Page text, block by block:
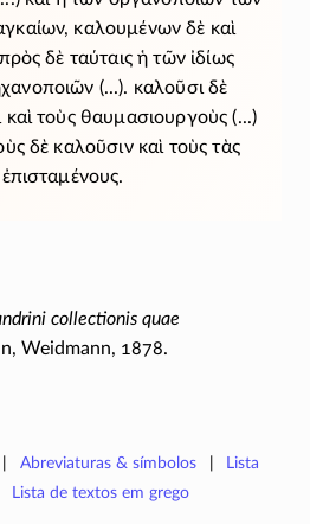
καλουμένων δὲ καὶ
δὲ ταύταις ἡ τῶν ἰδίως
(...). καλοῦσι δὲ
καὶ τοὺς θαυμασιουργοὺς (...)
δὲ καλοῦσιν καὶ τοὺς τὰς
collectionis quae
Weidmann, 1878.
Abreviaturas & símbolos
Lista
Lista de textos em grego